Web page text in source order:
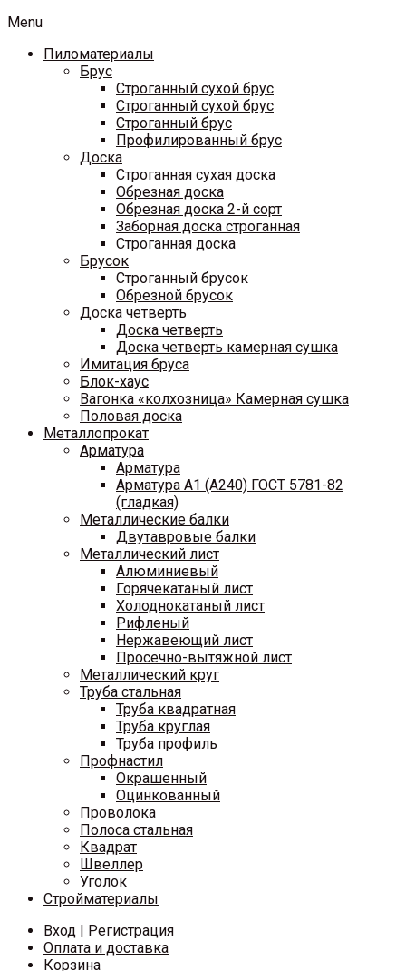
Menu
Пиломатериалы
Брус
Строганный сухой брус
Строганный сухой брус
Строганный брус
Профилированный брус
Доска
Строганная сухая доска
Обрезная доска
Обрезная доска 2-й сорт
Заборная доска строганная
Строганная доска
Брусок
Строганный брусок
Обрезной брусок
Доска четверть
Доска четверть
Доска четверть камерная сушка
Имитация бруса
Блок-хаус
Вагонка «колхозница» Камерная сушка
Половая доска
Металлопрокат
Арматура
Арматура
Арматура A1 (A240) ГОСТ 5781-82
(гладкая)
Металлические балки
Двутавровые балки
Металлический лист
Алюминиевый
Горячекатаный лист
Холоднокатаный лист
Рифленый
Нержавеющий лист
Просечно-вытяжной лист
Металлический круг
Труба стальная
Труба квадратная
Труба круглая
Труба профиль
Профнастил
Окрашенный
Оцинкованный
Проволока
Полоса стальная
Квадрат
Швеллер
Уголок
Стройматериалы
Вход | Регистрация
Оплата и доставка
Корзина